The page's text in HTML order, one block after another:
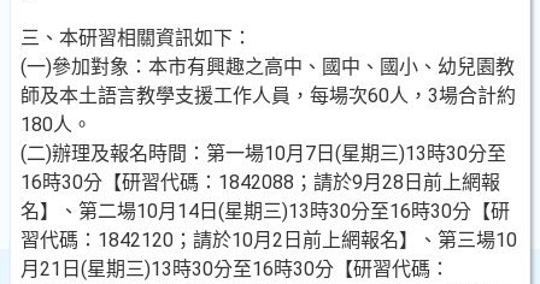
三、本研習相關資訊如下：
(一)參加對象：本市有興趣之高中、國中、國小、幼兒園教
師及本土語言教學支援工作人員，每場次60人，3場合計約
180人。
(二)辦理及報名時間：第一場10月7日(星期三)13時30分至
16時30分【研習代碼：1842088；請於9月28日前上網報
名】、第二場10月14日(星期三)13時30分至16時30分【研
習代碼：1842120；請於10月2日前上網報名】、第三場10
月21日(星期三)13時30分至16時30分【研習代碼：